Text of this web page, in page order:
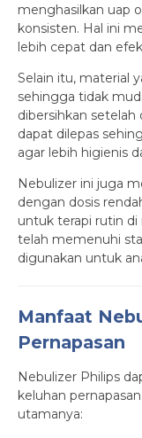
menghasilkan uap
konsisten. Hal ini
lebih cepat dan
Selain itu, material
sehingga tidak
dibersihkan setelah
dapat dilepas
agar lebih higienis
Nebulizer ini juga
dengan dosis
untuk terapi rutin di
telah memenuhi
digunakan untuk
Manfaat
Pernapasan
Nebulizer Philips
keluhan
utamanya: